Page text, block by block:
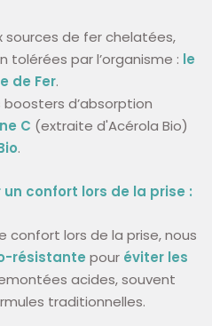
de fer chelatées,
par l’organisme : le
de Fer.
d’absorption
C (extraite d'Acérola Bio)
.
confort lors de la prise :
confort lors de la prise, nous
résistante pour éviter les
acides, souvent
traditionnelles.